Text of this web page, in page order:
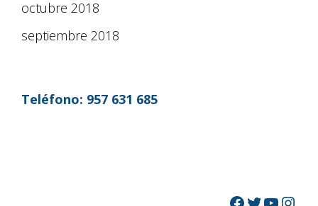
octubre 2018
septiembre 2018
Teléfono: 957 631 685